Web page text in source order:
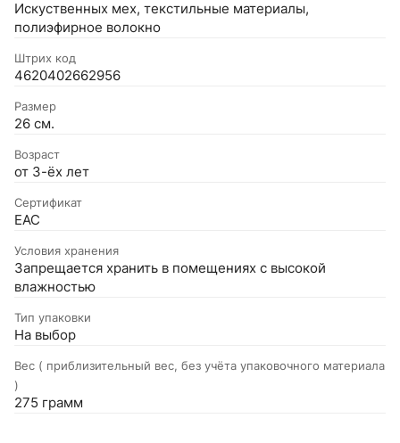
Искуственных мех, текстильные материалы,
полиэфирное волокно
Штрих код
4620402662956
Размер
26 см.
Возраст
от 3-ёх лет
Сертификат
EAC
Условия хранения
Запрещается хранить в помещениях с высокой
влажностью
Тип упаковки
На выбор
Вес ( приблизительный вес, без учёта упаковочного материала
)
275 грамм